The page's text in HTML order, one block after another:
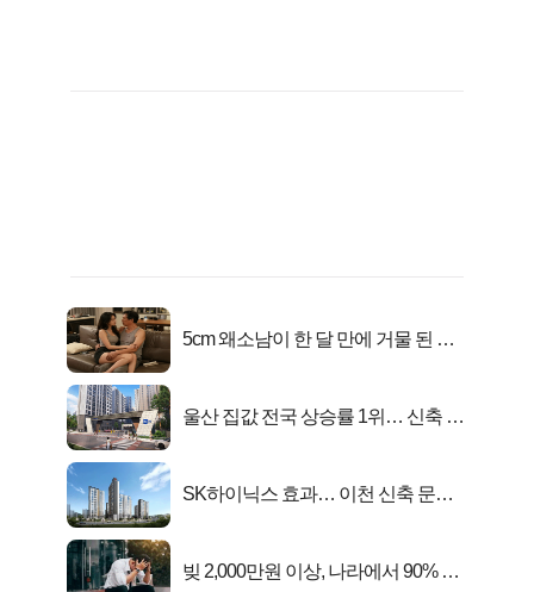
5cm 왜소남이 한 달 만에 거물 된 사
울산 집값 전국 상승률 1위… 신축 지
SK하이닉스 효과… 이천 신축 문의
빚 2,000만원 이상, 나라에서 90% 갚